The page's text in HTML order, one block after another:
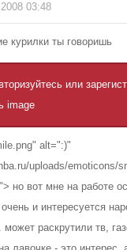
03:48
курилки ты говоришь
или
image
alt=":)"
uploads/emoticons/
но вот мне на работе
и интересуется
раскрутили тв,